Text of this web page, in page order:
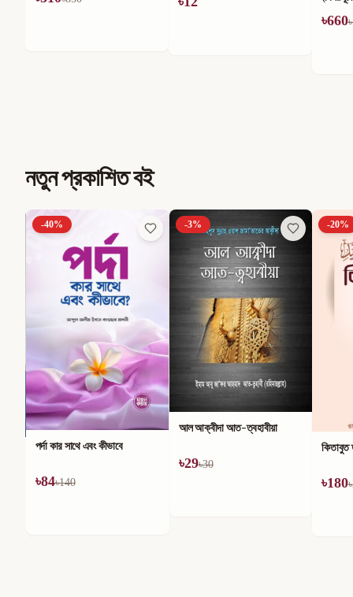
৳660৳
নতুন প্রকাশিত বই
-40%
পর্দা কার সাথে এবং কীভাবে
৳84৳140
-3%
আল আক্বীদা আত-ত্বহাবীয়া
৳29৳30
-20%
কিতাবুত
৳180৳